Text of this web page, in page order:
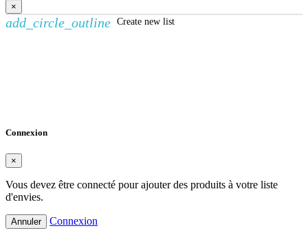
×
add_circle_outline Create new list
Connexion
×
Vous devez être connecté pour ajouter des produits à votre liste
d'envies.
Annuler Connexion